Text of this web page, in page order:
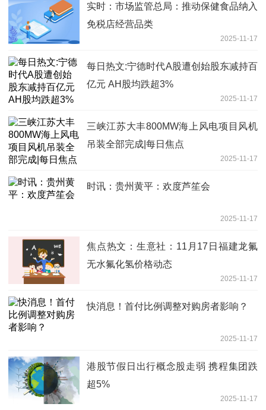
实时：市场监管总局：推动保健食品纳入
免税店经营品类
2025-11-17
每日热文:宁德时代A股遭创始股东减持百
亿元 AH股均跌超3%
2025-11-17
三峡江苏大丰800MW海上风电项目风机
吊装全部完成|每日焦点
2025-11-17
时讯：贵州黄平：欢度芦笙会
2025-11-17
焦点热文：生意社：11月17日福建龙氟
无水氟化氢价格动态
2025-11-17
快消息！首付比例调整对购房者影响？
2025-11-17
港股节假日出行概念股走弱 携程集团跌
超5%
2025-11-17